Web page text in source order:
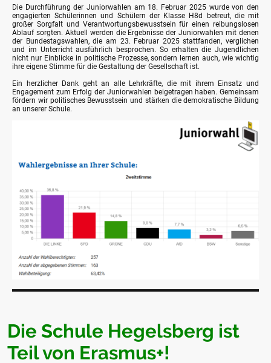
Die Durchführung der Juniorwahlen am 18. Februar 2025 wurde von den
engagierten Schülerinnen und Schülern der Klasse H8d betreut, die mit
großer Sorgfalt und Verantwortungsbewusstsein für einen reibungslosen
Ablauf sorgten. Aktuell werden die Ergebnisse der Juniorwahlen mit denen
der Bundestagswahlen, die am 23. Februar 2025 stattfanden, verglichen
und im Unterricht ausführlich besprochen. So erhalten die Jugendlichen
nicht nur Einblicke in politische Prozesse, sondern lernen auch, wie wichtig
ihre eigene Stimme für die Gestaltung der Gesellschaft ist.
Ein herzlicher Dank geht an alle Lehrkräfte, die mit ihrem Einsatz und
Engagement zum Erfolg der Juniorwahlen beigetragen haben. Gemeinsam
fördern wir politisches Bewusstsein und stärken die demokratische Bildung
an unserer Schule.
Die Schule Hegelsberg ist
Teil von Erasmus+!